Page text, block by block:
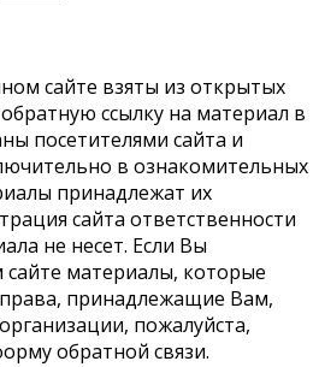
сайте взяты из открытых
ссылку на материал в
посетителями сайта и
в ознакомительных
принадлежат их
сайта ответственности
не несет. Если Вы
материалы, которые
принадлежащие Вам,
пожалуйста,
обратной связи.